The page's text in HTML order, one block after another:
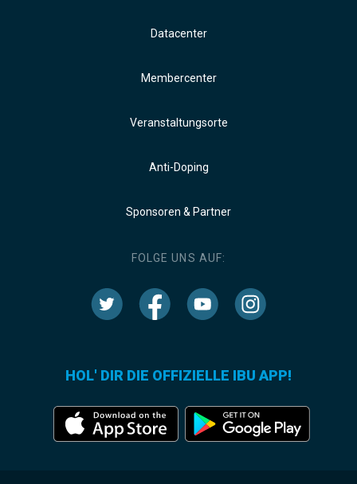
Datacenter
Membercenter
Veranstaltungsorte
Anti-Doping
Sponsoren & Partner
FOLGE UNS AUF:
HOL' DIR DIE OFFIZIELLE IBU APP!